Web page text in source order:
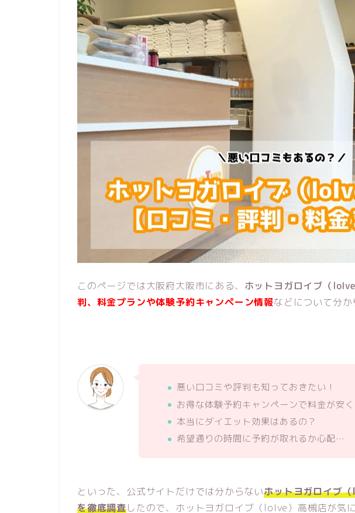
このページでは大阪府大阪市にある、 ホットヨガロイブ（
判、料金プランや体験予約キャンペーン情報などについて分か
悪い口コミや評判も知っておきたい！
お得な体験予約キャンペーンで料金が安
本当にダイエット効果はあるの？
希望通りの時間に予約が取れるか心配…
といった、公式サイトだけでは分からないホットヨガロイブ
を徹底調査したので、ホットヨガロイブ（loIve）高槻店が気